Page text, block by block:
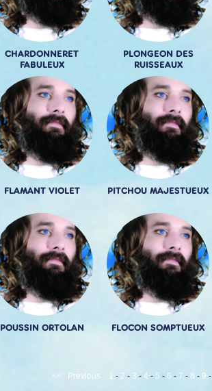
CHARDONNERET
FABULEUX
PLONGEON DES
RUISSEAUX
FLAMANT VIOLET PITCHOU MAJESTUEUX
POUSSIN ORTOLAN FLOCON SOMPTUEUX
<< Previous 1 - 2 - 3 - 4 - 5 - 6 - 7 - 8 - 9 -